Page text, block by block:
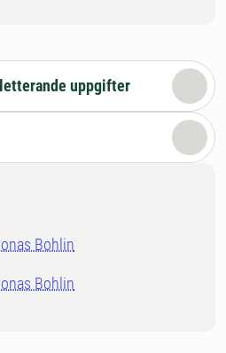
uppgifter
Bohlin
Bohlin